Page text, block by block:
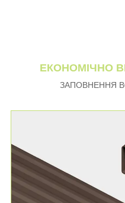
ЕКОНОМІЧНО
ЗАПОВНЕННЯ